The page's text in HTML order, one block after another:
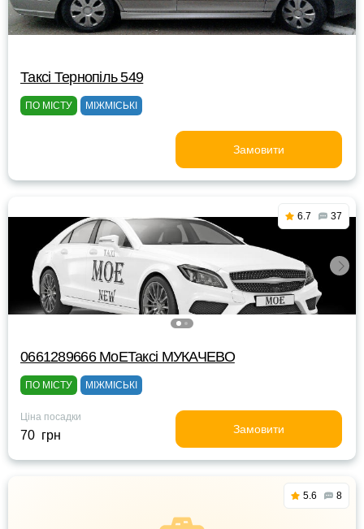
Таксі Тернопіль 549
ПО МІСТУ МІЖМІСЬКІ
Замовити
6.7 37
0661289666 MоЕТаксі МУКАЧЕВО
ПО МІСТУ МІЖМІСЬКІ
Ціна посадки
70 грн Замовити
5.6 8